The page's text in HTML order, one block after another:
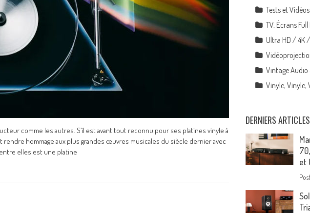
comme les autres. S’il est avant tout reconnu pour ses platines vinyle à
hommage aux plus grandes œuvres musicales du siècle dernier avec
elles est une platine
Tests et Vidéos
TV, Écrans
Ultra HD / 4K
Vintage Audio
Vinyle, Vinyle,
DERNIERS ARTICLES
et